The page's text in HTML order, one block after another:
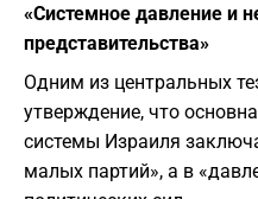
«Системное давление и
представительства»
Одним из центральных
утверждение, что
системы Израиля
малых партий», а в